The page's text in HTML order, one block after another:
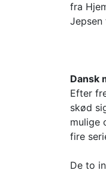
fra
Dansk
Efter
skød
mulige
fire
De to